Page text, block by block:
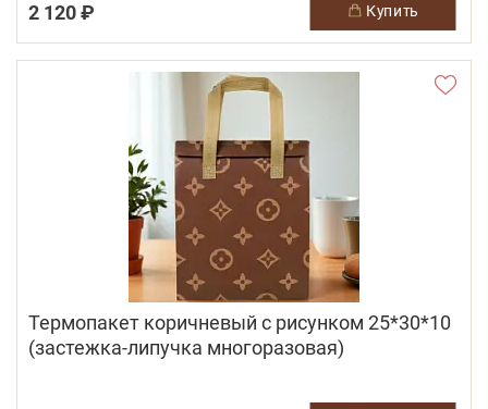
2 120 ₽ купить
Термопакет коричневый с рисунком 25*30*10
(застежка-липучка многоразовая)